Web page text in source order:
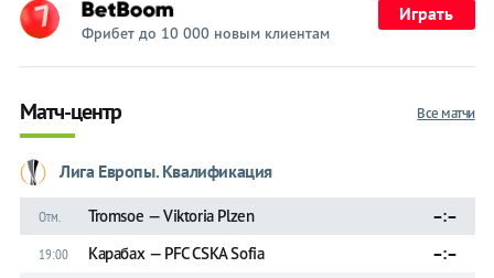
Фрибет до 10 000 новым клиентам
Играть
Все матчи
Матч-центр
Лига Европы. Квалификация
Отм. Tromsoe — Viktoria Plzen –:–
19:00 Карабах — PFC CSKA Sofia –:–